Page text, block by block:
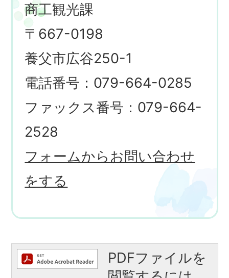
商工観光課
〒667-0198
養父市広谷250-1
電話番号：079-664-0285
ファックス番号：079-664-
2528
フォームからお問い合わせ
をする
PDFファイルを